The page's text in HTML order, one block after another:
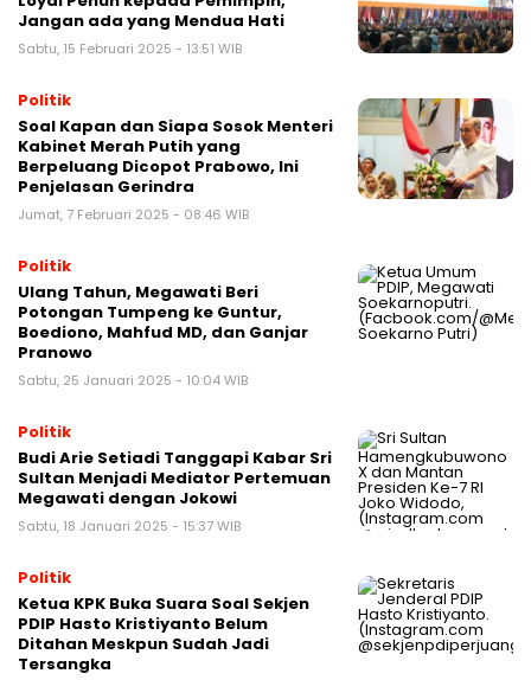
Jangan ada yang Mendua Hati
Sabtu, 15 Februari 2025 - 13:51 WIB
Politik
Soal Kapan dan Siapa Sosok Menteri
Kabinet Merah Putih yang
Berpeluang Dicopot Prabowo, Ini
Penjelasan Gerindra
Jumat, 7 Februari 2025 - 08:46 WIB
Politik
Ulang Tahun, Megawati Beri
Potongan Tumpeng ke Guntur,
Boediono, Mahfud MD, dan Ganjar
Pranowo
Sabtu, 25 Januari 2025 - 10:04 WIB
Politik
Budi Arie Setiadi Tanggapi Kabar Sri
Sultan Menjadi Mediator Pertemuan
Megawati dengan Jokowi
Sabtu, 18 Januari 2025 - 15:37 WIB
Politik
Ketua KPK Buka Suara Soal Sekjen
PDIP Hasto Kristiyanto Belum
Ditahan Meskpun Sudah Jadi
Tersangka